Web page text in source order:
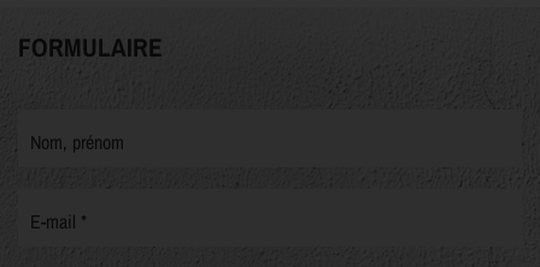
FORMULAIRE
Nom, prénom
E-mail *